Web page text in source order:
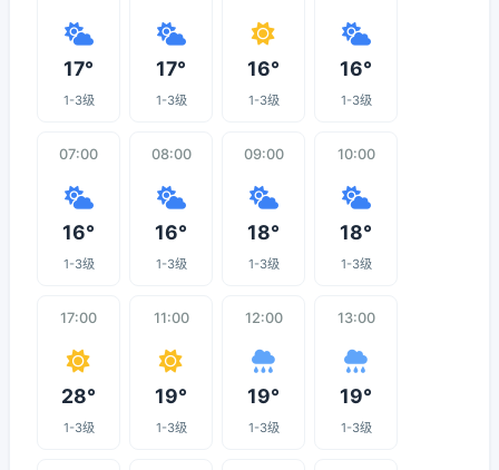
17°
1-3级
17°
1-3级
16°
1-3级
16°
1-3级
07:00
16°
1-3级
08:00
16°
1-3级
09:00
18°
1-3级
10:00
18°
1-3级
17:00
28°
1-3级
11:00
19°
1-3级
12:00
19°
1-3级
13:00
19°
1-3级